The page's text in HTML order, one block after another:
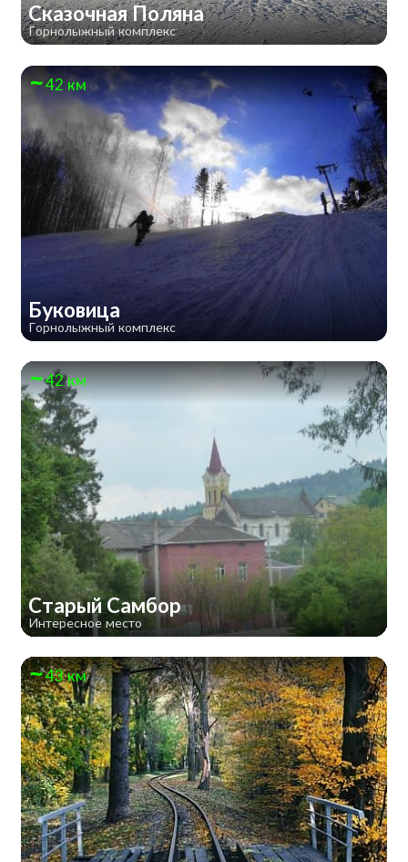
Сказочная Поляна
Горнолыжный комплекс
42 км
Буковица
Горнолыжный комплекс
42 км
Старый Самбор
Интересное место
43 км